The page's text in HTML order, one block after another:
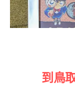
到鳥